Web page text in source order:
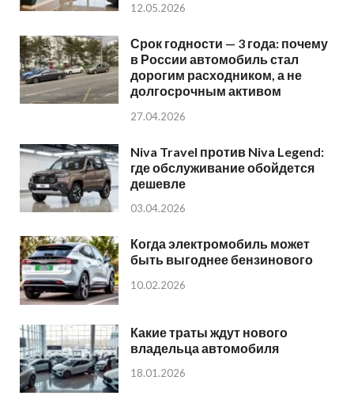
12.05.2026
Срок годности — 3 года: почему
в России автомобиль стал
дорогим расходником, а не
долгосрочным активом
27.04.2026
Niva Travel против Niva Legend:
где обслуживание обойдется
дешевле
03.04.2026
Когда электромобиль может
быть выгоднее бензинового
10.02.2026
Какие траты ждут нового
владельца автомобиля
18.01.2026